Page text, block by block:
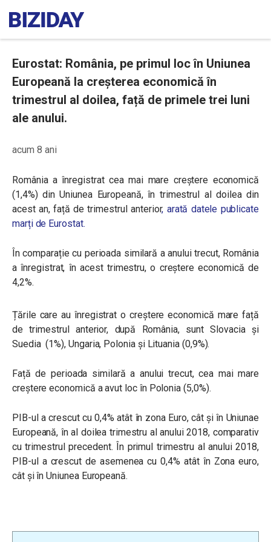
Eurostat: România, pe primul loc în Uniunea
Europeană la creșterea economică în
trimestrul al doilea, față de primele trei luni
ale anului.
acum 8 ani
România a înregistrat cea mai mare creștere economică
(1,4%) din Uniunea Europeană, în trimestrul al doilea din
acest an, față de trimestrul anterior, arată datele publicate
marți de Eurostat.
În comparație cu perioada similară a anului trecut, România
a înregistrat, în acest trimestru, o creștere economică de
4,2%.
Țările care au înregistrat o creștere economică mare față
de trimestrul anterior, după România, suntSlovacia şi
Suedia (1%), Ungaria, Polonia și Lituania (0,9%).
Față de perioada similară a anului trecut, cea mai mare
creștere economică a avut loc în Polonia (5,0%).
PIB-ul a crescut cu 0,4% atât în zona Euro, cât și în Uniunae
Europeană, în al doilea trimestru al anului 2018, comparativ
cu trimestrul precedent. În primul trimestru al anului 2018,
PIB-ul a crescut de asemenea cu 0,4% atât în Zona euro,
cât și în Uniunea Europeană.